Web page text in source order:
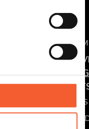
KALK
TUR
OM
OM OS